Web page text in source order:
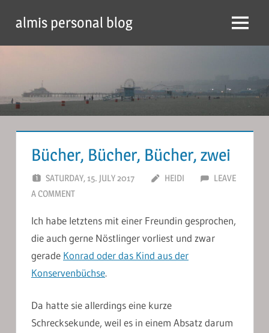
content
almis personal blog Menu
Bücher, Bücher, Bücher, zwei
SATURDAY, 15. JULY 2017 HEIDI
LEAVE
A COMMENT
Ich habe letztens mit einer Freundin gesprochen,
die auch gerne Nöstlinger vorliest und zwar
gerade Konrad oder das Kind aus der
Konservenbüchse.
Da hatte sie allerdings eine kurze
Schrecksekunde, weil es in einem Absatz darum